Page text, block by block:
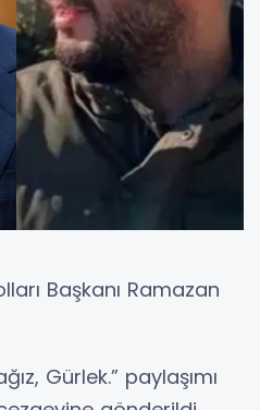
Başkanı Ramazan
Gürlek.” paylaşımı